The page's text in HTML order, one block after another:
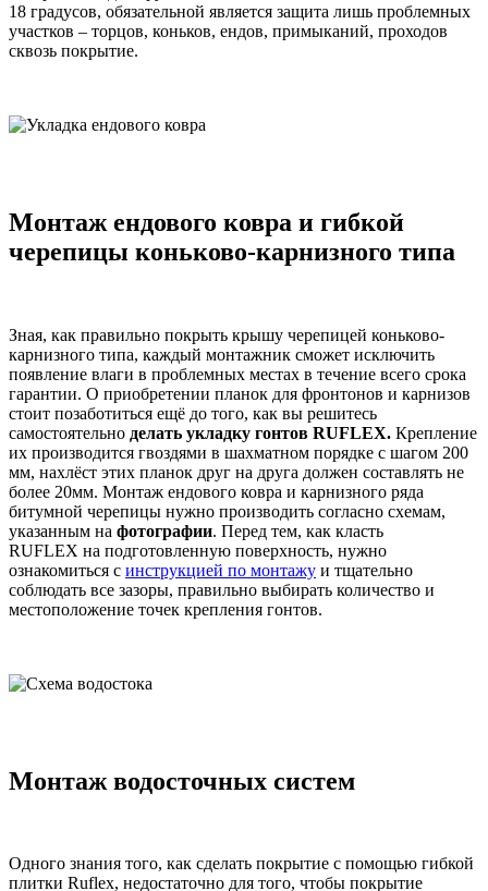
18 градусов, обязательной является защита лишь проблемных
участков – торцов, коньков, ендов, примыканий, проходов
сквозь покрытие.
Монтаж ендового ковра и гибкой
черепицы коньково-карнизного типа
Зная, как правильно покрыть крышу черепицей коньково-
карнизного типа, каждый монтажник сможет исключить
появление влаги в проблемных местах в течение всего срока
гарантии. О приобретении планок для фронтонов и карнизов
стоит позаботиться ещё до того, как вы решитесь
самостоятельно делать укладку гонтов RUFLEX. Крепление
их производится гвоздями в шахматном порядке с шагом 200
мм, нахлёст этих планок друг на друга должен составлять не
более 20мм. Монтаж ендового ковра и карнизного ряда
битумной черепицы нужно производить согласно схемам,
указанным на фотографии. Перед тем, как класть
RUFLEX на подготовленную поверхность, нужно
ознакомиться с инструкцией по монтажу и тщательно
соблюдать все зазоры, правильно выбирать количество и
местоположение точек крепления гонтов.
Монтаж водосточных систем
Одного знания того, как сделать покрытие с помощью гибкой
плитки Ruflex, недостаточно для того, чтобы покрытие